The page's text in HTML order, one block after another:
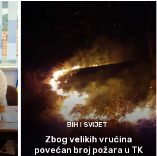
BIH I SVIJET
Zbog velikih vrućina
povećan broj požara u TK